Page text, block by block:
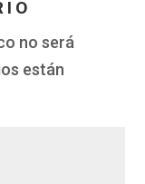
no será
están